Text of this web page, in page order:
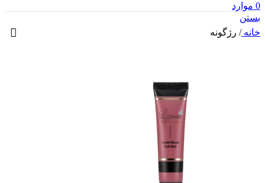
0 موارد
بستن
خانه/ رژگونه